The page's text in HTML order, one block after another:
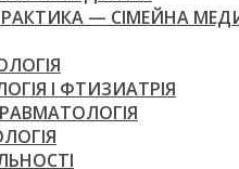
— СІМЕЙНА
І ФТИЗИАТРІЯ